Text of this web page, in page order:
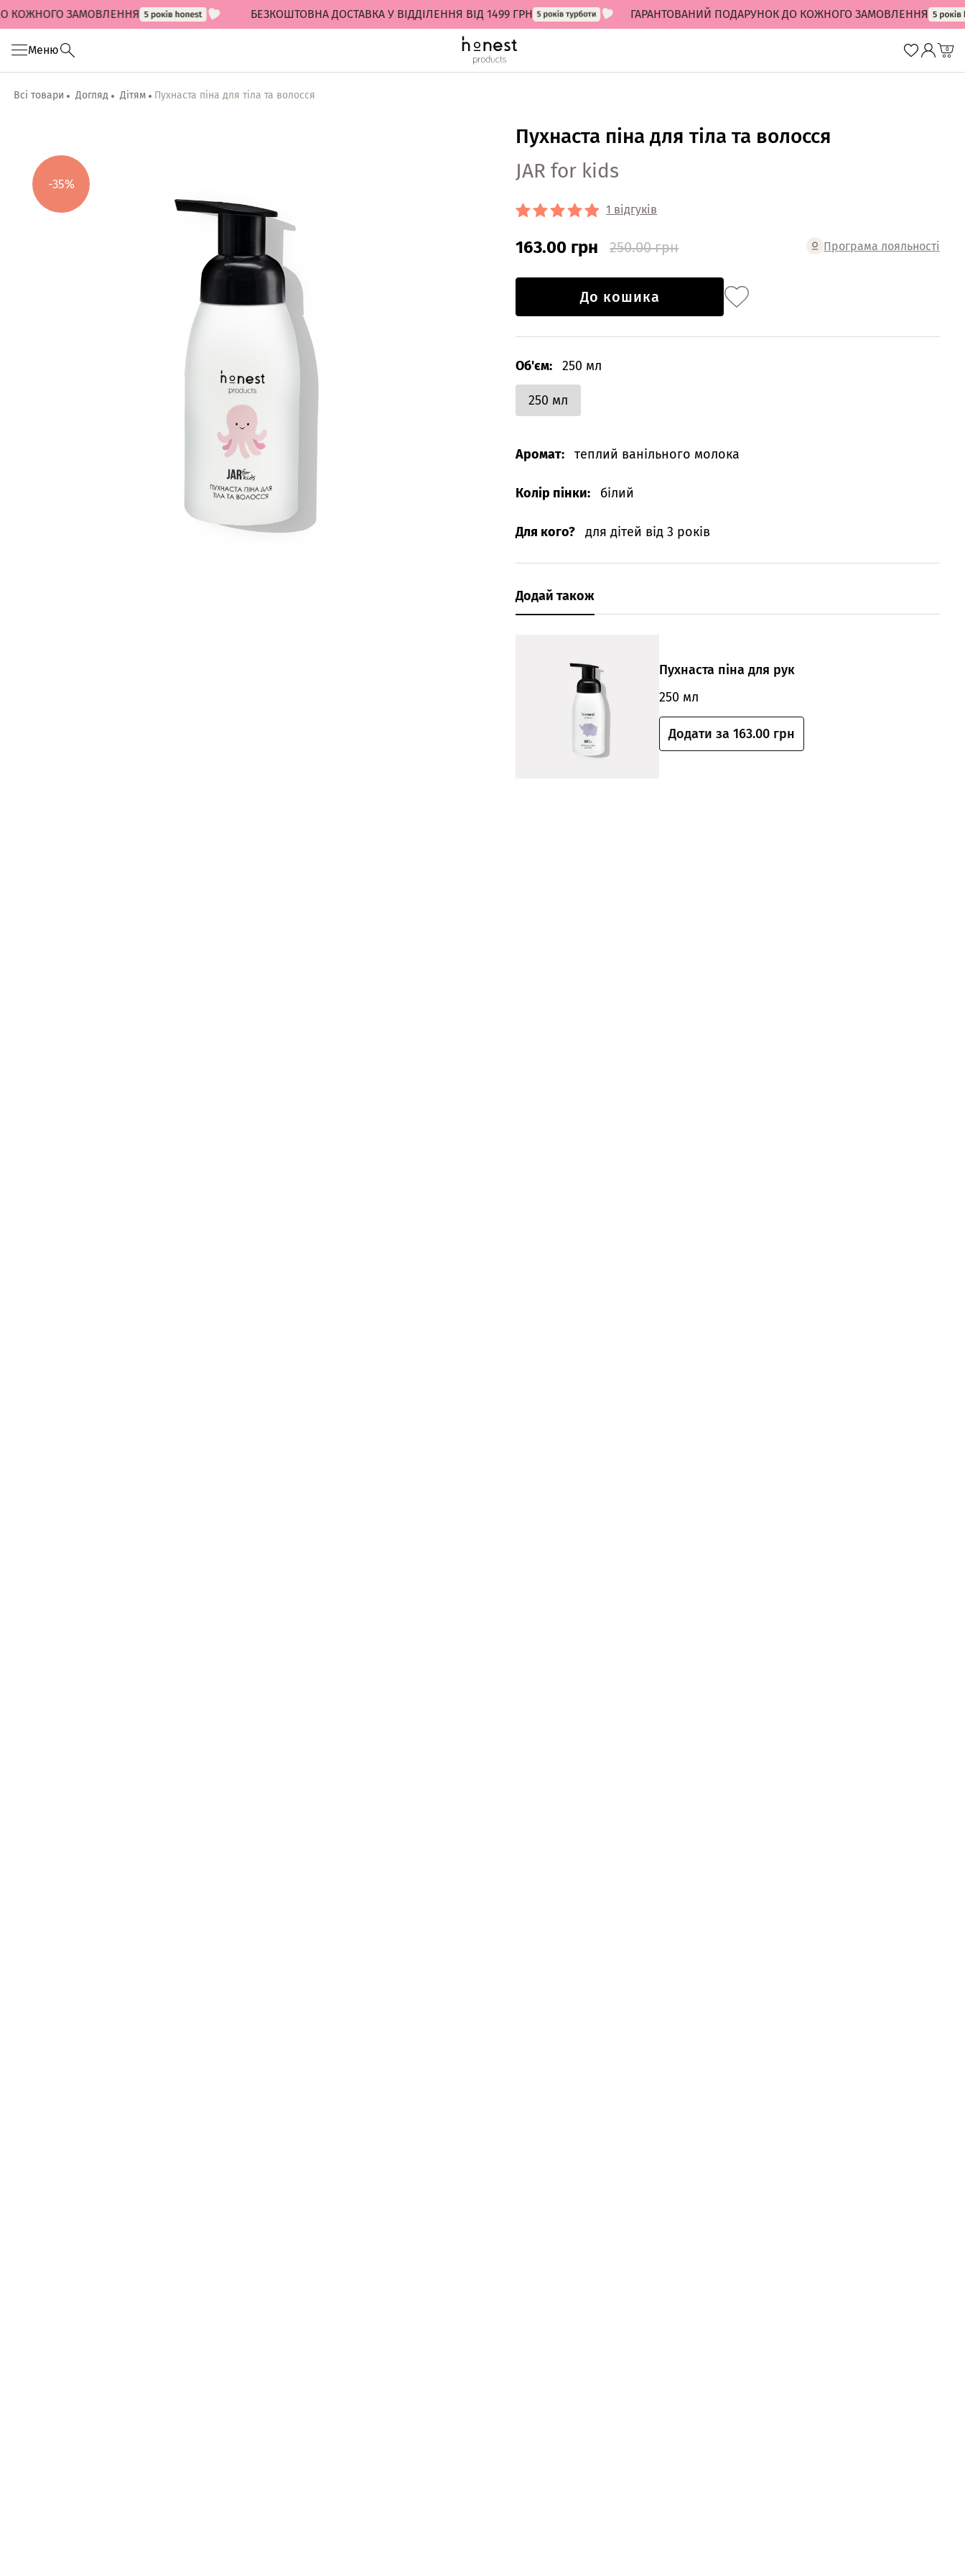
ЗАМОВЛЕННЯ БЕЗКОШТОВНА ДОСТАВКА У ВІДДІЛЕННЯ ВІД 1499 ГРН ГАРАНТОВАНИЙ ПОДАРУНОК ДО КОЖНОГО ЗАМОВЛЕННЯ
Меню 0
Всі товари Догляд Дітям Пухнаста піна для тіла та волосся
Пухнаста піна для тіла та волосся
JAR for kids
1 відгуків
250.00 грн
163.00 грн Програма лояльності
До кошика
Об'єм: 250 мл
250 мл
Аромат: теплий ванільного молока
Колір пінки: білий
Для кого? для дітей від 3 років
Додай також
Пухнаста піна для рук
250 мл
Додати за 163.00 грн
-35%